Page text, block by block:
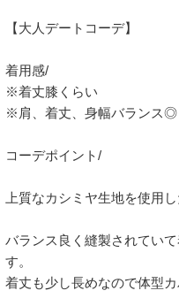
【大人デートコーデ】
着用感/
※着丈膝くらい
※肩、着丈、身幅バランス◎
コーデポイント/
上質なカシミヤ生地を使用
バランス良く縫製されてい
す。
着丈も少し長めなので体型